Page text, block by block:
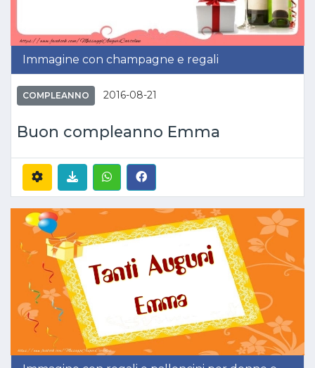
Immagine con champagne e regali
COMPLEANNO 2016-08-21
Buon compleanno Emma